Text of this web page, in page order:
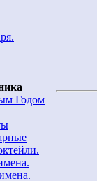
Годом